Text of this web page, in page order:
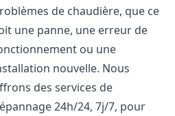
de chaudière, que ce
une panne, une erreur de
ou une
nouvelle. Nous
des services de
24h/24, 7j/7, pour